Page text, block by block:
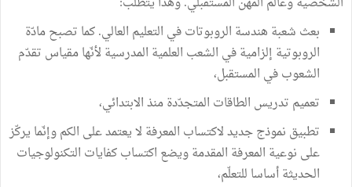
بعث شعبة هندسة الروبوتات في التعليم العالي. كما تصبح مادّة
الروبوتية إلزامية في الشعب العلمية المدرسية لأنّها مقياس تقدّم
الشعوب في المستقبل،
تعميم تدريس الطاقات المتجدّدة منذ الابتدائي،
تطبيق نموذج جديد لاكتساب المعرفة لا يعتمد على الكم وإنّما يركّز
على نوعية المعرفة المقدمة ويضع اكتساب كفايات التكنولوجيات
الحديثة أساسا للتعلّم،